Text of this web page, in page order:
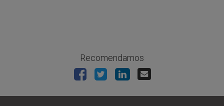
Recomendamos